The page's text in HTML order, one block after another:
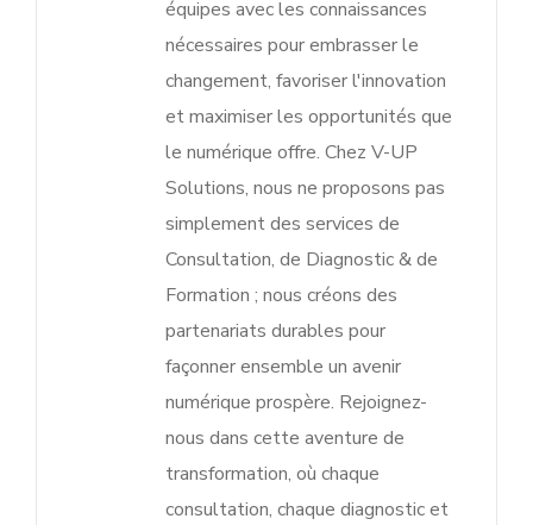
équipes avec les connaissances
nécessaires pour embrasser le
changement, favoriser l'innovation
et maximiser les opportunités que
le numérique offre. Chez V-UP
Solutions, nous ne proposons pas
simplement des services de
Consultation, de Diagnostic & de
Formation ; nous créons des
partenariats durables pour
façonner ensemble un avenir
numérique prospère. Rejoignez-
nous dans cette aventure de
transformation, où chaque
consultation, chaque diagnostic et